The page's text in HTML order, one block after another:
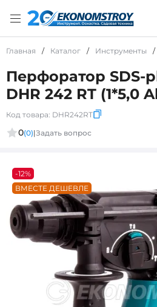
Главная / Каталог / Инструменты /
Перфоратор SDS-
DHR 242 RT (1*5,0
Код товара: DHR242RT
0(0)|Задать вопрос
-12%
ВМЕСТЕ ДЕШЕВЛЕ